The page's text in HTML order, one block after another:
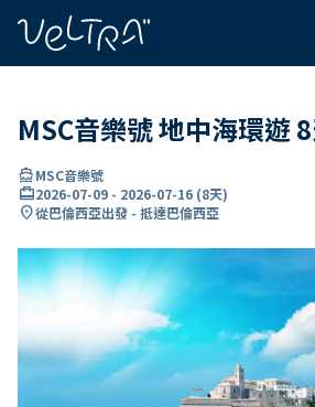
MSC音樂號 地中海環遊
directions_boatMSC音樂號
card_travel2026-07-09 - 2026-07-16 (8天)
location_on從巴倫西亞出發 - 抵達巴倫西亞